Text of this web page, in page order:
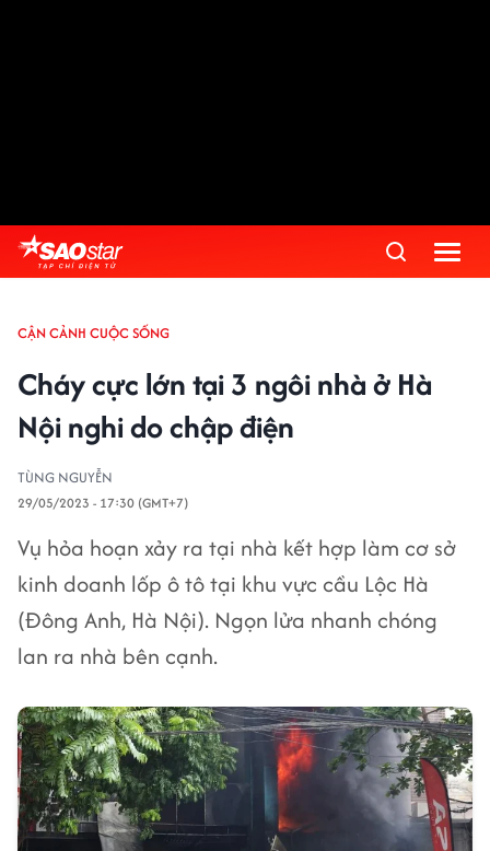
CẬN CẢNH CUỘC SỐNG
Cháy cực lớn tại 3 ngôi nhà ở Hà
Nội nghi do chập điện
TÙNG NGUYỄN
29/05/2023 - 17:30 (GMT+7)
Vụ hỏa hoạn xảy ra tại nhà kết hợp làm cơ sở
kinh doanh lốp ô tô tại khu vực cầu Lộc Hà
(Đông Anh, Hà Nội). Ngọn lửa nhanh chóng
lan ra nhà bên cạnh.